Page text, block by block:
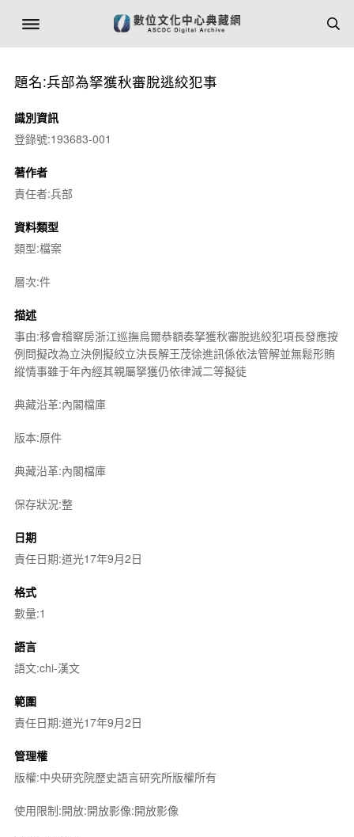
題名:兵部為拏獲秋審脫逃絞犯事
識別資訊
登錄號:193683-001
著作者
責任者:兵部
資料類型
類型:檔案
層次:件
描述
事由:移會稽察房浙江巡撫烏爾恭額奏拏獲秋審脫逃絞犯項長發應按
例問擬改為立決例擬絞立決長解王茂徐進訊係依法管解並無鬆形賄
縱情事雖于年內經其親屬拏獲仍依律減二等擬徒
典藏沿革:內閣檔庫
版本:原件
典藏沿革:內閣檔庫
保存狀況:整
日期
責任日期:道光17年9月2日
格式
數量:1
語言
語文:chi-漢文
範圍
責任日期:道光17年9月2日
管理權
版權:中央研究院歷史語言研究所版權所有
使用限制:開放:開放影像:開放影像